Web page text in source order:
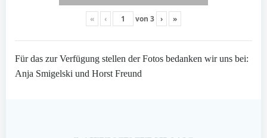
« ‹ von 3 › »
Für das zur Verfügung stellen der Fotos bedanken wir uns bei:
Anja Smigelski und Horst Freund